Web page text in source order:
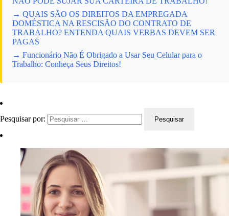
→ QUAIS SÃO OS DIREITOS DA EMPREGADA
DOMÉSTICA NA RESCISÃO DO CONTRATO DE
TRABALHO? ENTENDA QUAIS VERBAS DEVEM SER
PAGAS
→ Funcionário Não É Obrigado a Usar Seu Celular para o
Trabalho: Conheça Seus Direitos!
Pesquisar por: